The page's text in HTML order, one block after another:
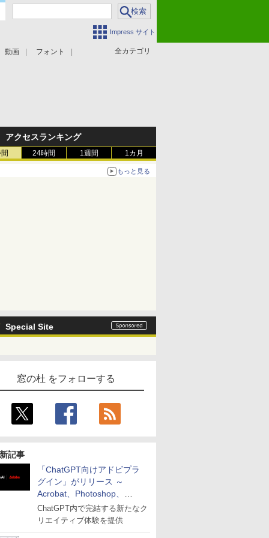
Impress サイト
全カテゴリ
動画 フォント
アクセスランキング
24時間 1週間 1カ月
もっと見る
Special Site
窓の杜 をフォローする
記事
「ChatGPT向けアドビプラ
グイン」がリリース ～
Acrobat、Photoshop、
Premiereなどの機能を1つの
プラグインに統合
ChatGPT内で完結する新たなク
リエイティブ体験を提供